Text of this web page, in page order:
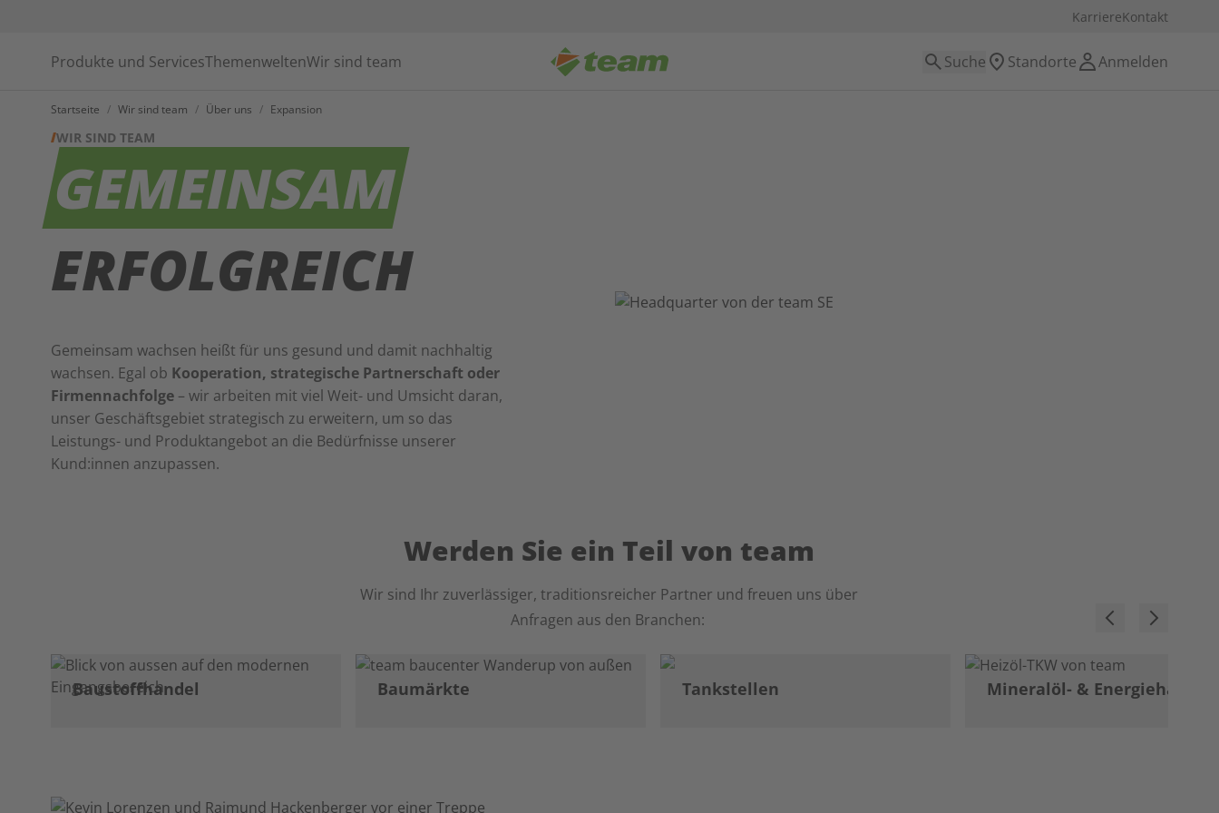
KarriereKontakt
Produkte und ServicesThemenweltenWir sind team Suche Standorte Anmelden
Startseite / Wir sind team / Über uns / Expansion
WIR SIND TEAM
GEMEINSAM
ERFOLGREICH
Gemeinsam wachsen heißt für uns gesund und damit nachhaltig
wachsen. Egal ob Kooperation, strategische Partnerschaft oder
Firmennachfolge – wir arbeiten mit viel Weit- und Umsicht daran,
unser Geschäftsgebiet strategisch zu erweitern, um so das
Leistungs- und Produktangebot an die Bedürfnisse unserer
Kund:innen anzupassen.
Werden Sie ein Teil von team
Wir sind Ihr zuverlässiger, traditionsreicher Partner und freuen uns über
Anfragen aus den Branchen:
Baustoffhandel Baumärkte Tankstellen Mineralöl- & Energiehandel